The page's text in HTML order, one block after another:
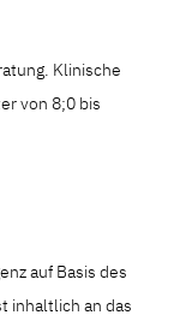
Klinische
von 8;0 bis
auf Basis des
inhaltlich an das